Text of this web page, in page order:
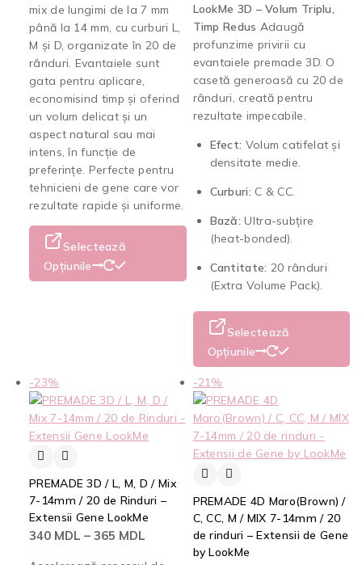
mix de lungimi de la 7 mm
până la 14 mm, cu curburi L,
M și D, organizate în 20 de
rânduri. Evantaiele sunt
gata pentru aplicare,
economisind timp și oferind
un volum delicat și un
aspect natural sau mai
intens, în funcție de
preferințe. Perfecte pentru
tehnicieni de gene care vor
rezultate rapide și uniforme.
Selectează
Opțiunile
LookMe 3D – Volum Triplu,
Timp Redus Adaugă
profunzime privirii cu
evantaiele premade 3D. O
casetă generoasă cu 20 de
rânduri, creată pentru
rezultate impecabile.
Efect: Volum catifelat și
densitate medie.
Curburi: C & CC.
Bază: Ultra-subțire
(heat-bonded).
Cantitate: 20 rânduri
(Extra Volume Pack).
Selectează
Opțiunile
-23%
PREMADE 3D / L, M, D / Mix
7-14mm / 20 de Rinduri –
Extensii Gene LookMe
340 MDL – 365 MDL
-21%
PREMADE 4D Maro(Brown) /
C, CC, M / MIX 7-14mm / 20
de rinduri – Extensii de Gene
by LookMe